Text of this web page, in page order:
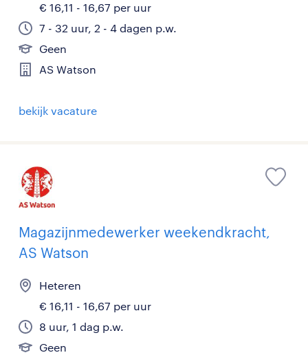
€ 16,11 - 16,67 per uur
7 - 32 uur, 2 - 4 dagen p.w.
Geen
AS Watson
bekijk vacature
Magazijnmedewerker weekendkracht,
AS Watson
Heteren
€ 16,11 - 16,67 per uur
8 uur, 1 dag p.w.
Geen